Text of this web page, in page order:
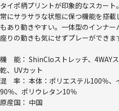
タイポ柄プリントが印象的なスカー
常にサラサラな状態に保つ機能を搭
もあり動きやすい。一体型のインナ
座りの動きも気にせずプレーができま
機 能： ShinCloストレッチ、4WAY
乾、UVカット
混 率： 本体：ポリエステル100％、
90％、ポリウレタン10％
原産国： 中国